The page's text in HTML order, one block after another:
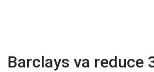
Barclays va reduce